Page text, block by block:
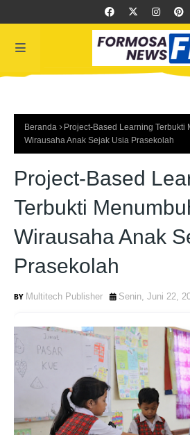
Beranda
Project-Based Learning Terbukti
Wirausaha Anak Sejak Usia Prasekolah
Project-Based
Terbukti
Wirausaha Anak
Prasekolah
Multitech Publisher Senin, Juni 22,